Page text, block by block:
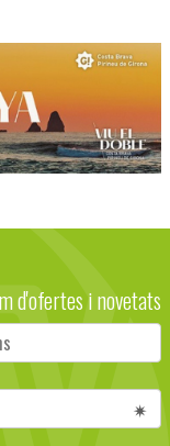
d'ofertes i novetats